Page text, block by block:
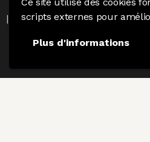
scripts externes pour
Plus d'informations
Mention Légales|Politique de
|
Charte du photographe